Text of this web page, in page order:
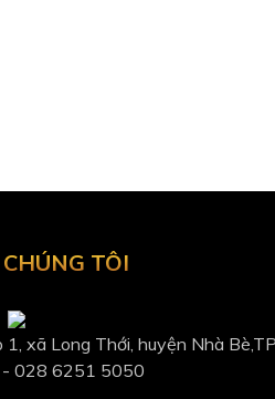
TÔI
xã Long Thới, huyện Nhà
028 6251 5050